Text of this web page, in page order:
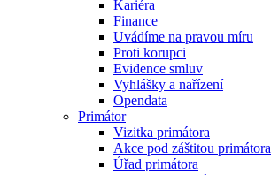
Kariéra
Finance
Uvádíme na pravou míru
Proti korupci
Evidence smluv
Vyhlášky a nařízení
Opendata
Primátor
Vizitka primátora
Akce pod záštitou primátora
Úřad primátora